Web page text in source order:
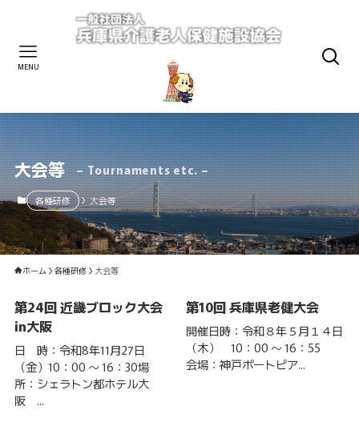
MENU
大会等 – Tournaments etc. –
各種研修 大会等
ホーム 各種研修 大会等
第24回 近畿ブロック大会
in大阪
日 時：令和8年11月27日
（金）10：00 ～ 16：30場
所：シェラトン都ホテル大
阪 ...
第10回 兵庫県老健大会
開催日時：令和８年５月１４日
（木） 10：00 ～ 16：55
会場：神戸ポートピア...